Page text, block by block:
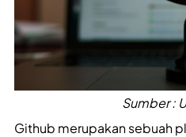
Sumber :
Github merupakan sebuah